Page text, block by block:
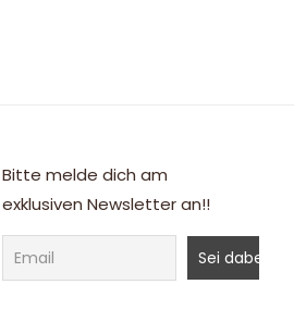
Bitte melde dich am
exklusiven Newsletter an!!